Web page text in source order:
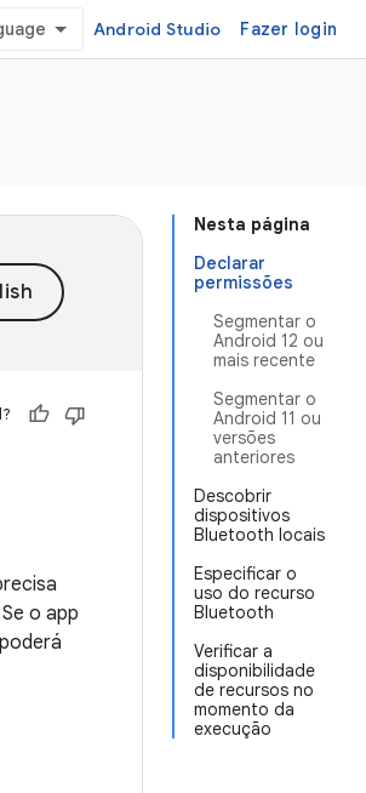
Android Studio Fazer login
Nesta página
Declarar
permissões
Segmentar o
Android 12 ou
mais recente
Segmentar o
Android 11 ou
versões
anteriores
Descobrir
dispositivos
Bluetooth locais
Especificar o
uso do recurso
Bluetooth
Verificar a
disponibilidade
de recursos no
momento da
execução
o app